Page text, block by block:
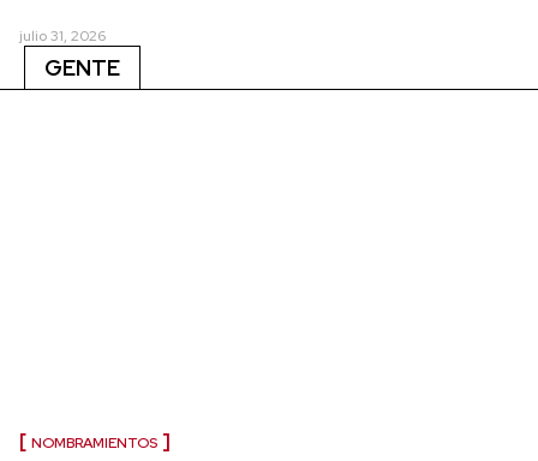
julio 31, 2026
GENTE
NOMBRAMIENTOS